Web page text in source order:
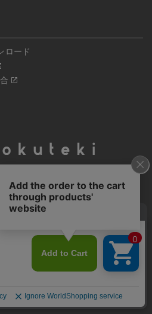
ロード
ヒューマンフォーラム
社所在地
京都府京都市中京区
上ル式部町261番地
MAP